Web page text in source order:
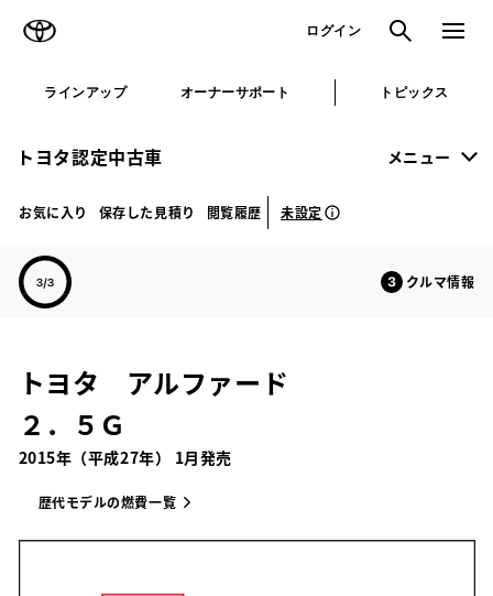
ログイン 検索 メニュ
ラインアップ オーナーサポート トピックス
トヨタ認定中古車 メニュー
お気に入り 保存した見積り 閲覧履歴 未設定
クルマ情報
トヨタ アルファード
２．５Ｇ
2015年（平成27年） 1月発売
歴代モデルの燃費一覧